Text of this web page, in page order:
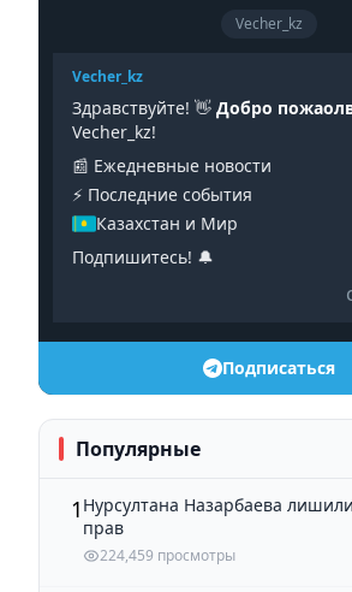
Vecher_kz
Vecher_kz
Здравствуйте! 👋 Добро
Vecher_kz!
📰 Ежедневные новости
⚡️ Последние события
Казахстан и Мир
Подпишитесь! 🔔
Подписаться
Популярные
1 Нурсултана Назарбаева
прав
224,459 просмотры